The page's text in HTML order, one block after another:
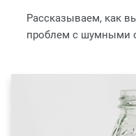
Рассказываем, как
проблем с шумными